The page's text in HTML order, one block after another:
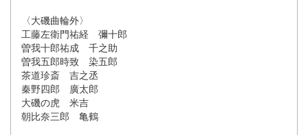
〈大磯曲輪外〉
工藤左衛門祐経 彌十郎
曽我十郎祐成 千之助
曽我五郎時致 染五郎
茶道珍斎 吉之丞
秦野四郎 廣太郎
大磯の虎 米吉
朝比奈三郎 亀鶴